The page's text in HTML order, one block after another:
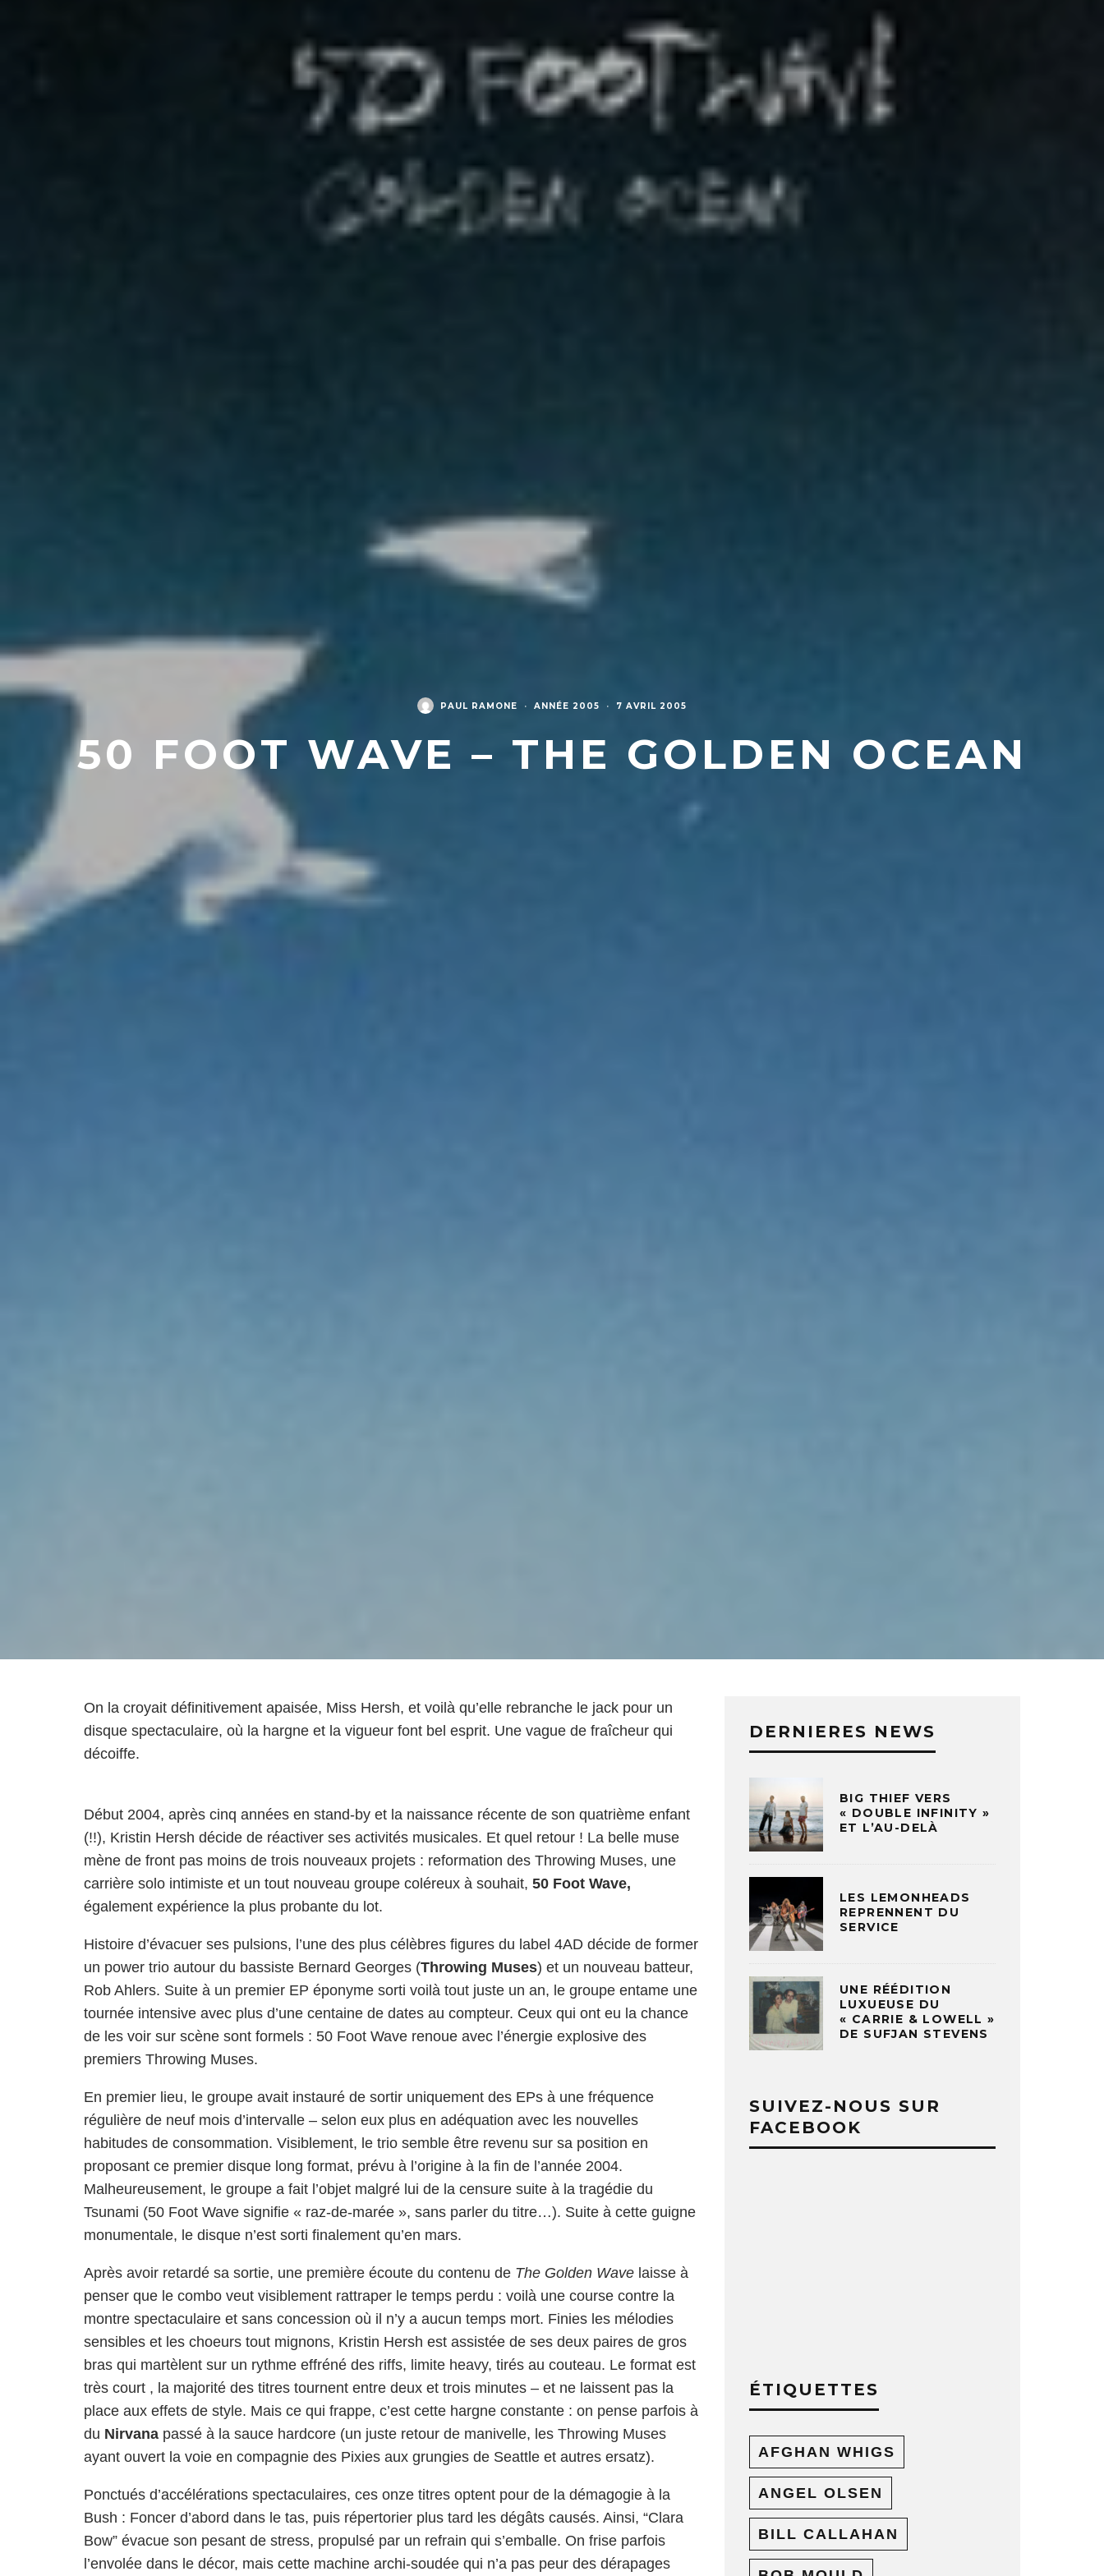
PAUL RAMONE · ANNÉE 2005 · 7 AVRIL 2005
50 FOOT WAVE – THE GOLDEN OCEAN
On la croyait définitivement apaisée, Miss Hersh, et voilà qu’elle rebranche le jack pour un
disque spectaculaire, où la hargne et la vigueur font bel esprit. Une vague de fraîcheur qui
décoiffe.
Début 2004, après cinq années en stand-by et la naissance récente de son quatrième enfant
(!!), Kristin Hersh décide de réactiver ses activités musicales. Et quel retour ! La belle muse
mène de front pas moins de trois nouveaux projets : reformation des Throwing Muses, une
carrière solo intimiste et un tout nouveau groupe coléreux à souhait, 50 Foot Wave,
également expérience la plus probante du lot.
Histoire d’évacuer ses pulsions, l’une des plus célèbres figures du label 4AD décide de former
un power trio autour du bassiste Bernard Georges (Throwing Muses) et un nouveau batteur,
Rob Ahlers. Suite à un premier EP éponyme sorti voilà tout juste un an, le groupe entame une
tournée intensive avec plus d’une centaine de dates au compteur. Ceux qui ont eu la chance
de les voir sur scène sont formels : 50 Foot Wave renoue avec l’énergie explosive des
premiers Throwing Muses.
En premier lieu, le groupe avait instauré de sortir uniquement des EPs à une fréquence
régulière de neuf mois d’intervalle – selon eux plus en adéquation avec les nouvelles
habitudes de consommation. Visiblement, le trio semble être revenu sur sa position en
proposant ce premier disque long format, prévu à l’origine à la fin de l’année 2004.
Malheureusement, le groupe a fait l’objet malgré lui de la censure suite à la tragédie du
Tsunami (50 Foot Wave signifie « raz-de-marée », sans parler du titre…). Suite à cette guigne
monumentale, le disque n’est sorti finalement qu’en mars.
Après avoir retardé sa sortie, une première écoute du contenu de The Golden Wave laisse à
penser que le combo veut visiblement rattraper le temps perdu : voilà une course contre la
montre spectaculaire et sans concession où il n’y a aucun temps mort. Finies les mélodies
sensibles et les choeurs tout mignons, Kristin Hersh est assistée de ses deux paires de gros
bras qui martèlent sur un rythme effréné des riffs, limite heavy, tirés au couteau. Le format est
très court , la majorité des titres tournent entre deux et trois minutes – et ne laissent pas la
place aux effets de style. Mais ce qui frappe, c’est cette hargne constante : on pense parfois à
du Nirvana passé à la sauce hardcore (un juste retour de manivelle, les Throwing Muses
ayant ouvert la voie en compagnie des Pixies aux grungies de Seattle et autres ersatz).
Ponctués d’accélérations spectaculaires, ces onze titres optent pour de la démagogie à la
Bush : Foncer d’abord dans le tas, puis répertorier plus tard les dégâts causés. Ainsi, “Clara
Bow” évacue son pesant de stress, propulsé par un refrain qui s’emballe. On frise parfois
l’envolée dans le décor, mais cette machine archi-soudée qui n’a pas peur des dérapages
DERNIERES NEWS
BIG THIEF VERS
« DOUBLE INFINITY »
ET L’AU-DELÀ
LES LEMONHEADS
REPRENNENT DU
SERVICE
UNE RÉÉDITION
LUXUEUSE DU
« CARRIE & LOWELL »
DE SUFJAN STEVENS
SUIVEZ-NOUS SUR
FACEBOOK
ÉTIQUETTES
AFGHAN WHIGS
ANGEL OLSEN
BILL CALLAHAN